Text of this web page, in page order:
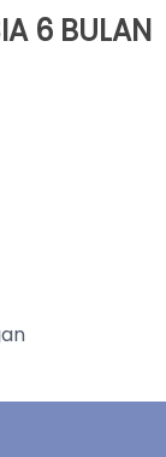
6 BULAN